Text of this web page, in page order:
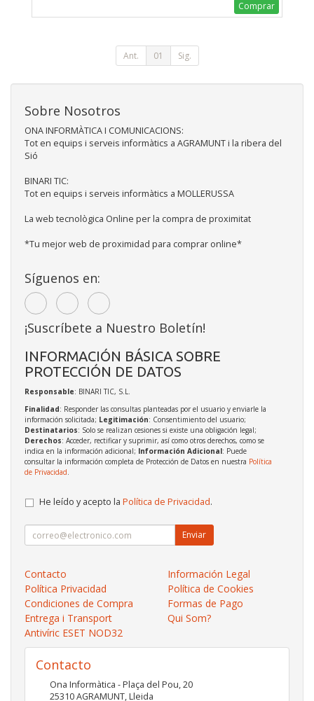
Comprar
Ant. 01 Sig.
Sobre Nosotros
ONA INFORMÀTICA I COMUNICACIONS:
Tot en equips i serveis informàtics a AGRAMUNT i la ribera del
Sió
BINARI TIC:
Tot en equips i serveis informàtics a MOLLERUSSA
La web tecnològica Online per la compra de proximitat
*Tu mejor web de proximidad para comprar online*
Síguenos en:
¡Suscríbete a Nuestro Boletín!
INFORMACIÓN BÁSICA SOBRE
PROTECCIÓN DE DATOS
Responsable: BINARI TIC, S.L.
Finalidad: Responder las consultas planteadas por el usuario y enviarle la
información solicitada; Legitimación: Consentimiento del usuario;
Destinatarios: Solo se realizan cesiones si existe una obligación legal;
Derechos: Acceder, rectificar y suprimir, así como otros derechos, como se
indica en la información adicional; Información Adicional: Puede
consultar la información completa de Protección de Datos en nuestra Política
de Privacidad.
He leído y acepto la Política de Privacidad.
Enviar
Contacto
Información Legal
Política Privacidad
Política de Cookies
Condiciones de Compra
Formas de Pago
Entrega i Transport
Qui Som?
Antivíric ESET NOD32
Contacto
Ona Informàtica - Plaça del Pou, 20
25310AGRAMUNT,Lleida